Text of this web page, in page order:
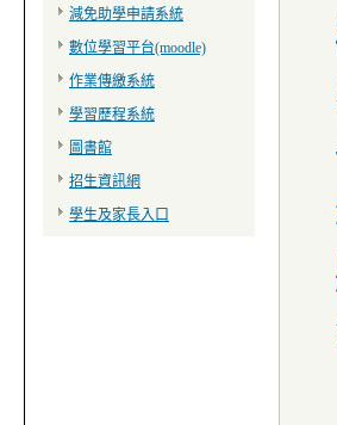
減免助學申請系統
數位學習平台(moodle)
作業傳繳系統
學習歷程系統
圖書館
招生資訊網
學生及家長入口